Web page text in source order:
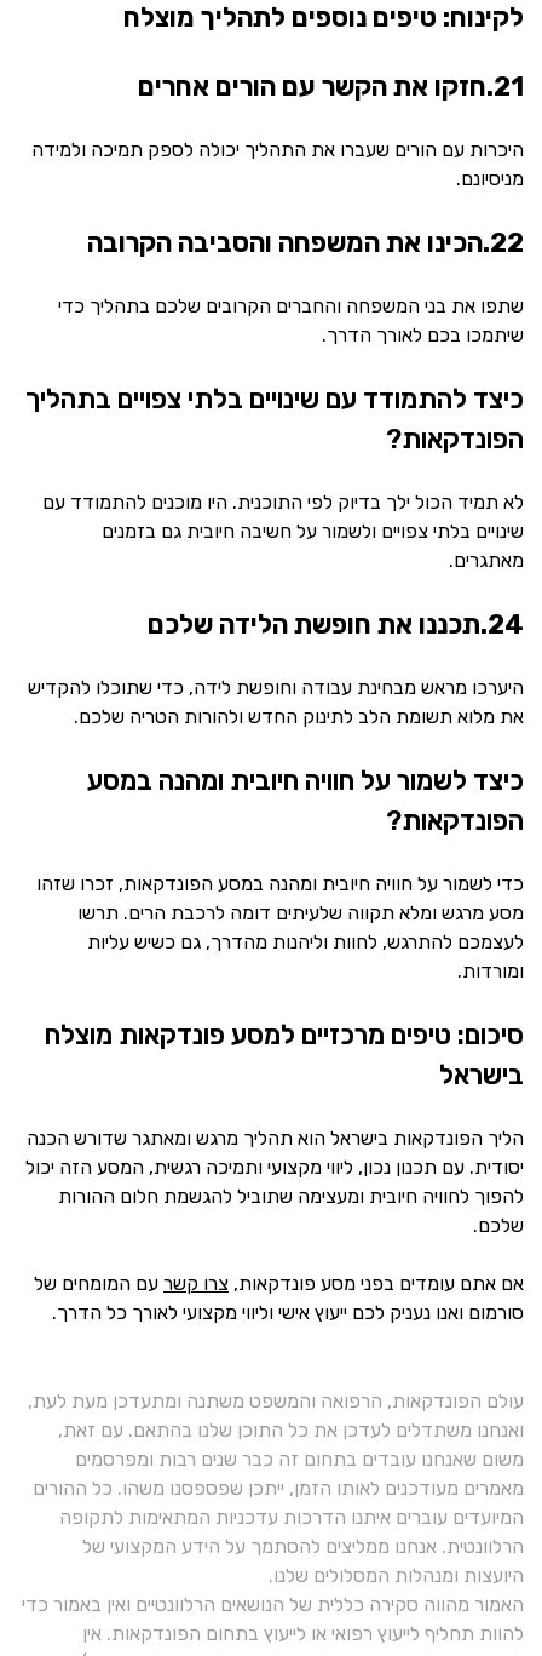
לקינוח: טיפים נוספים לתהליך מוצלח
21.חזקו את הקשר עם הורים אחרים
היכרות עם הורים שעברו את התהליך יכולה לספק תמיכה ולמידה
מניסיונם.
22.הכינו את המשפחה והסביבה הקרובה
שתפו את בני המשפחה והחברים הקרובים שלכם בתהליך כדי
שיתמכו בכם לאורך הדרך.
כיצד להתמודד עם שינויים בלתי צפויים בתהליך
הפונדקאות?
לא תמיד הכול ילך בדיוק לפי התוכנית. היו מוכנים להתמודד עם
שינויים בלתי צפויים ולשמור על חשיבה חיובית גם בזמנים
מאתגרים.
24.תכננו את חופשת הלידה שלכם
היערכו מראש מבחינת עבודה וחופשת לידה, כדי שתוכלו להקדיש
את מלוא תשומת הלב לתינוק החדש ולהורות הטריה שלכם.
כיצד לשמור על חוויה חיובית ומהנה במסע
הפונדקאות?
כדי לשמור על חוויה חיובית ומהנה במסע הפונדקאות, זכרו שזהו
מסע מרגש ומלא תקווה שלעיתים דומה לרכבת הרים. תרשו
לעצמכם להתרגש, לחוות וליהנות מהדרך, גם כשיש עליות
ומורדות.
סיכום: טיפים מרכזיים למסע פונדקאות מוצלח
בישראל
הליך הפונדקאות בישראל הוא תהליך מרגש ומאתגר שדורש הכנה
יסודית. עם תכנון נכון, ליווי מקצועי ותמיכה רגשית, המסע הזה יכול
להפוך לחוויה חיובית ומעצימה שתוביל להגשמת חלום ההורות
שלכם.
אם אתם עומדים בפני מסע פונדקאות, צרו קשר עם המומחים של
סורמום ואנו נעניק לכם ייעוץ אישי וליווי מקצועי לאורך כל הדרך.
עולם הפונדקאות, הרפואה והמשפט משתנה ומתעדכן מעת לעת,
ואנחנו משתדלים לעדכן את כל התוכן שלנו בהתאם. עם זאת,
משום שאנחנו עובדים בתחום זה כבר שנים רבות ומפרסמים
מאמרים מעודכנים לאותו הזמן, ייתכן שפספסנו משהו. כל ההורים
המיועדים עוברים איתנו הדרכות עדכניות המתאימות לתקופה
הרלוונטית. אנחנו ממליצים להסתמך על הידע המקצועי של
היועצות ומנהלות המסלולים שלנו.
האמור מהווה סקירה כללית של הנושאים הרלוונטיים ואין באמור כדי
להוות תחליף לייעוץ רפואי או לייעוץ בתחום הפונדקאות. אין